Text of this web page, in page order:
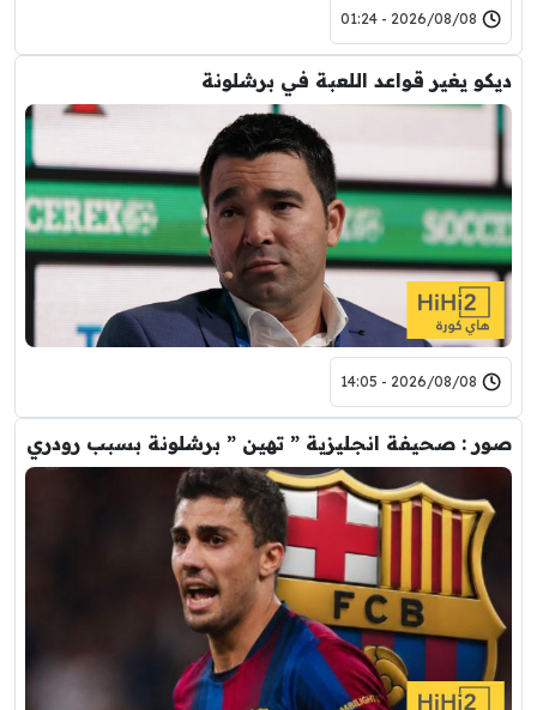
2026/08/08 - 01:24
ديكو يغير قواعد اللعبة في برشلونة
2026/08/08 - 14:05
صور : صحيفة انجليزية ” تهين ” برشلونة بسبب رودري